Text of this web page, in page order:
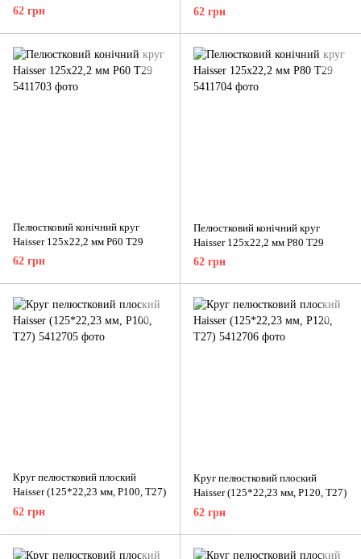
62 грн
62 грн
Пелюстковий конічний круг
Haisser 125x22,2 мм P60 T29
62 грн
Пелюстковий конічний круг
Haisser 125x22,2 мм P80 T29
62 грн
Круг пелюстковий плоский
Haisser (125*22,23 мм, P100, Т27)
62 грн
Круг пелюстковий плоский
Haisser (125*22,23 мм, P120, Т27)
62 грн